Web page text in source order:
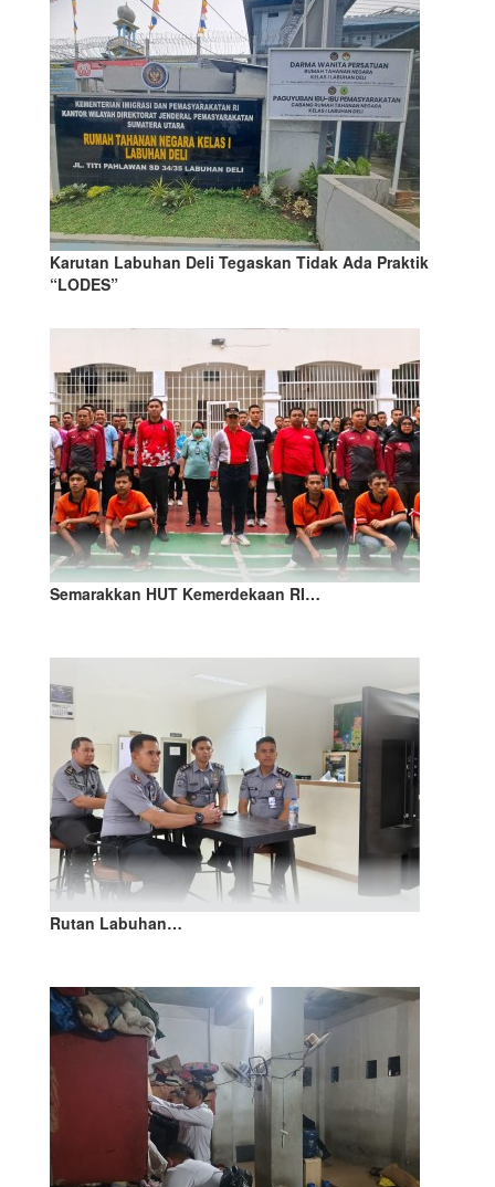
Karutan Labuhan Deli Tegaskan Tidak Ada Praktik
“LODES”
Semarakkan HUT Kemerdekaan RI…
Rutan Labuhan…